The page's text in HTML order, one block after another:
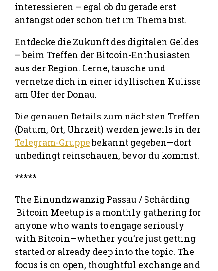
interessieren – egal ob du gerade erst
anfängst oder schon tief im Thema bist.
Entdecke die Zukunft des digitalen Geldes
– beim Treffen der Bitcoin-Enthusiasten
aus der Region. Lerne, tausche und
vernetze dich in einer idyllischen Kulisse
am Ufer der Donau.
Die genauen Details zum nächsten Treffen
(Datum, Ort, Uhrzeit) werden jeweils in der
Telegram-Gruppebekannt gegeben—dort
unbedingt reinschauen, bevor du kommst.
*****
The Einundzwanzig Passau / Schärding
Bitcoin Meetup is a monthly gathering for
anyone who wants to engage seriously
with Bitcoin—whether you’re just getting
started or already deep into the topic. The
focus is on open, thoughtful exchange and